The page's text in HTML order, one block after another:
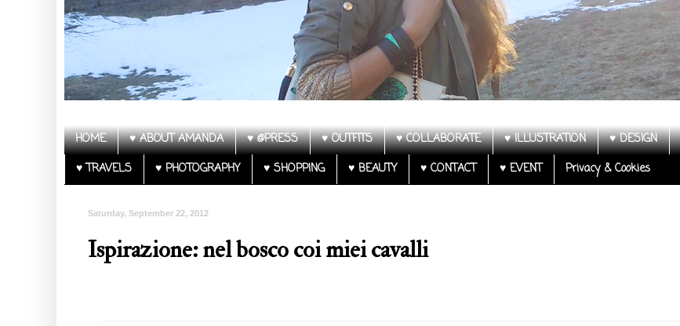
HOME ♥ ABOUT AMANDA ♥ @PRESS ♥ OUTFITS ♥ COLLABORATE ♥ ILLUSTRATION ♥ DESIGN
♥ TRAVELS
♥ PHOTOGRAPHY ♥ SHOPPING ♥ BEAUTY ♥ CONTACT ♥ EVENT Privacy & Cookies
Saturday, September 22, 2012
Ispirazione: nel bosco coi miei cavalli